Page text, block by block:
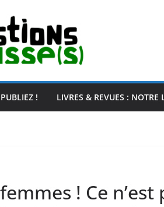
PUBLIEZ ! LIVRES & REVUES : NOTRE
! Ce